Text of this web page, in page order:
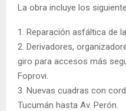
La obra incluye los
1. Reparación asfáltica de
2. Derivadores,
giro para accesos más
Foprovi.
3. Nuevas cuadras con
Tucumán hasta Av. Perón.